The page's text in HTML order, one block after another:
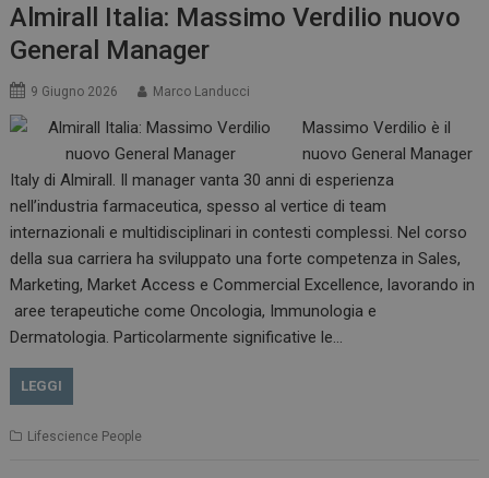
Almirall Italia: Massimo Verdilio nuovo
General Manager
9 Giugno 2026 Marco Landucci
Massimo Verdilio è il
nuovo General Manager
Italy di Almirall. Il manager vanta 30 anni di esperienza
nell’industria farmaceutica, spesso al vertice di team
internazionali e multidisciplinari in contesti complessi. Nel corso
della sua carriera ha sviluppato una forte competenza in Sales,
Marketing, Market Access e Commercial Excellence, lavorando in
aree terapeutiche come Oncologia, Immunologia e
Dermatologia. Particolarmente significative le…
LEGGI
Lifescience People
tracking-sites-
www.dailyhealthindustry.it